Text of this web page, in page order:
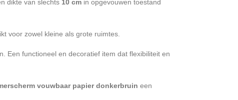
dikte van slechts 10 cm in opgevouwen toestand
voor zowel kleine als grote ruimtes.
Een functioneel en decoratief item dat flexibiliteit en
vouwbaar papier donkerbruin een